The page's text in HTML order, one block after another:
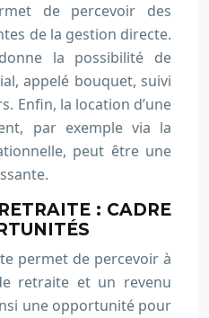
de percevoir des
de la gestion directe.
la possibilité de
appelé bouquet, suivi
Enfin, la location d’une
par exemple via la
peut être une
: CADRE
permet de percevoir à
retraite et un revenu
une opportunité pour